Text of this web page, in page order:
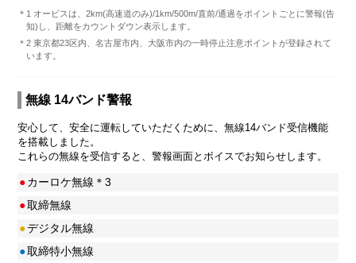
＊1 オービスは、2km(高速道のみ)/1km/500m/直前/通過をポイントごとに警報(告
知)し、距離をカウントダウン表示します。
＊2 東京都23区内、名古屋市内、大阪市内の一時停止注意ポイントが登録されて
います。
無線 14バンド警報
安心して、安全に運転していただくために、無線14バンド受信機能
を搭載しました。
これらの無線を受信すると、警報画面とボイスでお知らせします。
●カーロケ無線＊3
●取締無線
●デジタル無線
●取締特小無線